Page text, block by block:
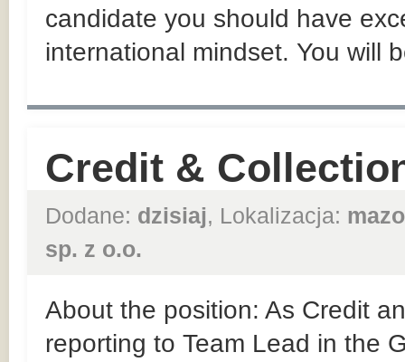
candidate you should have
international mindset. You will
Credit &
Dodane: dzisiaj, Lokalizacja:
sp. z o.o.
About the position: As Credit
reporting to Team Lead in the